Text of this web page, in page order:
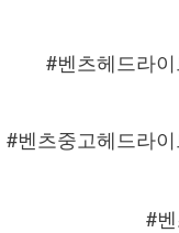
#벤츠헤드라
#벤츠중고헤드라
#